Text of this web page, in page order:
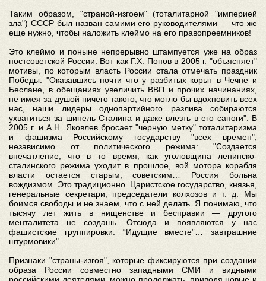
Таким образом, "страной-изгоем" (тоталитарной "империей
зла") СССР был назван самими его руководителями — что же
еще нужно, чтобы наложить клеймо на его правопреемников!
Это клеймо и поныне непрерывно штампуется уже на образ
постсоветской России. Вот как Г.Х. Попов в 2005 г. "объясняет"
мотивы, по которым власть России стала отмечать праздник
Победы: "Оказавшись почти что у разбитых корыт в Чечне и
Беслане, в обещаниях увеличить ВВП и прочих начинаниях,
не имея за душой ничего такого, что могло бы вдохновить всех
нас, наши лидеры однопартийного разлива собираются
ухватиться за шинель Сталина и даже влезть в его сапоги". В
2005 г. и А.Н. Яковлев бросает "черную метку" тоталитаризма
и фашизма Российскому государству "всех времен",
независимо от политического режима: "Создается
впечатление, что в то время, как уголовщина ленинско-
сталинского режима уходит в прошлое, вой мотора корабля
власти остается старым, советским… Россия больна
вождизмом. Это традиционно. Царистское государство, князья,
генеральные секретари, председатели колхозов и т. д. Мы
боимся свободы и не знаем, что с ней делать. Я понимаю, что
тысячу лет жить в нищенстве и бесправии — другого
менталитета не создашь. Отсюда и появляются у нас
фашистские группировки. “Идущие вместе”… завтрашние
штурмовики".
Признаки "страны-изгоя", которые фиксируются при создании
образа России совместно западными СМИ и видными
российскими деятелями, можно продолжать, приводя новые и